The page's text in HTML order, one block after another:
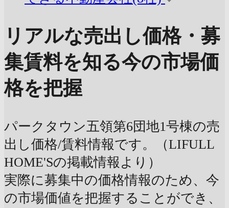
リアルな売出し価格・募
集賃料を知る今の市場価
格を把握
パークタウン五領第6団地1号棟の売
出し価格/賃料情報です。（LIFULL
HOME'Sの掲載情報より）
実際に募集中の価格情報のため、今
の市場価値を把握することができ、